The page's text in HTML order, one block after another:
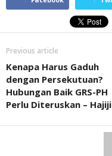
Previous article
Kenapa Harus Gaduh
dengan Persekutuan?
Hubungan Baik GRS-PH
Perlu Diteruskan – Hajiji